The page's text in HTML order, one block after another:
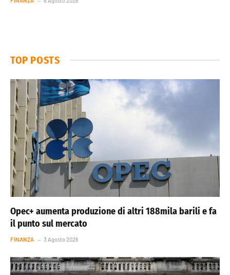
TOP POSTS
Opec+ aumenta produzione di altri 188mila barili e fa
il punto sul mercato
FINANZA 3 Agosto 2026